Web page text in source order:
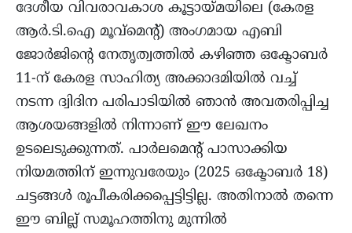
ദേശീയ വിവരാവകാശ കൂട്ടായ്മയിലെ (കേരള
ആർ.ടി.ഐ മൂവ്മെൻ്റ്) അംഗമായ എബി
ജോർജിൻ്റെ നേതൃത്വത്തിൽ കഴിഞ്ഞ ഒക്ടോബർ
11-ന് കേരള സാഹിത്യ അക്കാദമിയിൽ വച്ച്
നടന്ന ദ്വിദിന പരിപാടിയില്‍ ഞാൻ അവതരിപ്പിച്ച
ആശയങ്ങളില്‍ നിന്നാണ് ഈ ലേഖനം
ഉടലെടുക്കുന്നത്. പാർലമെന്‍റ് പാസാക്കിയ
നിയമത്തിന് ഇന്നുവരേയും (2025 ഒക്ടോബര്‍ 18)
ചട്ടങ്ങള്‍ രൂപീകരിക്കപ്പെട്ടിട്ടില്ല. അതിനാല്‍ തന്നെ
ഈ ബില്ല് സമൂഹത്തിനു മുന്നില്‍